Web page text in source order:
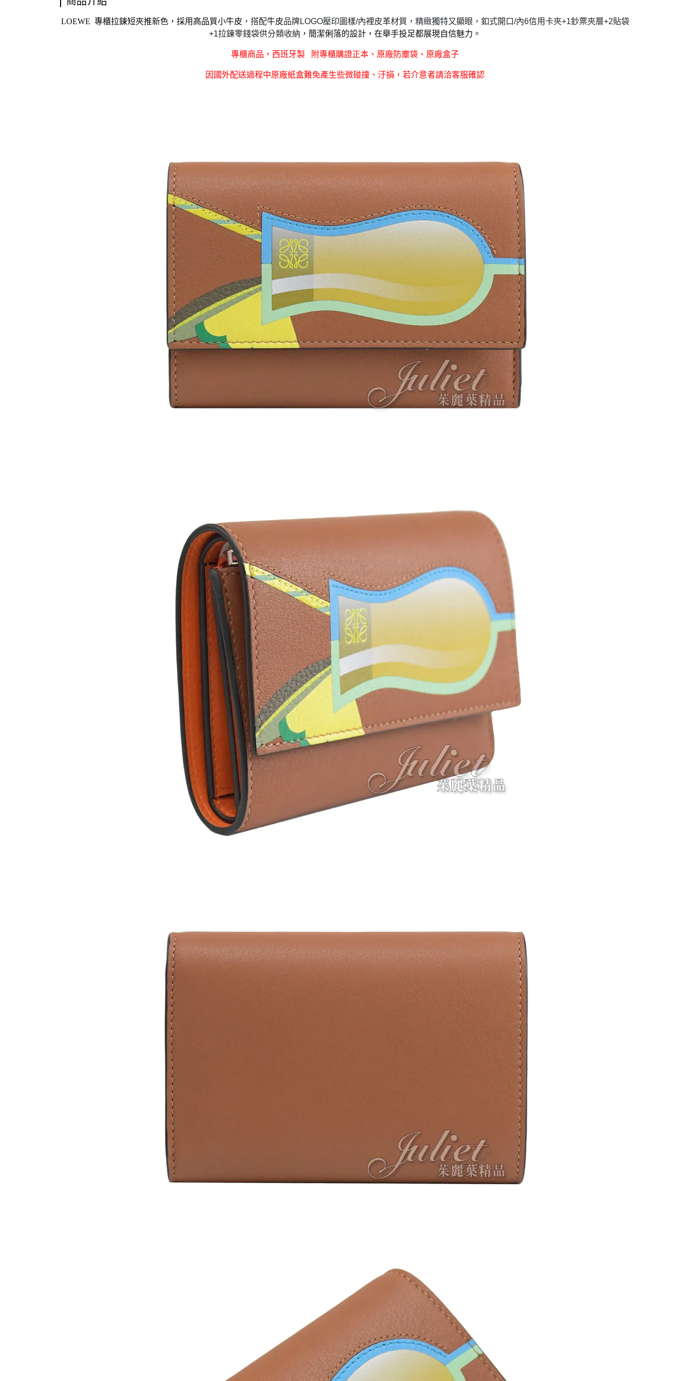
LOEWE 專櫃拉鍊短夾推新色，採用高品質小牛皮 ，搭配牛皮品牌LOGO壓印圖樣/內裡皮革材質，精緻獨特又顯眼，釦式開口/內6信用卡夾+1鈔票夾層+2貼袋
+1拉鍊零錢袋供分類收納 ，簡潔俐落的設計，在舉手投足都展現自信魅力。
專櫃商品，西班牙製 附專櫃購證正本、原廠防塵袋、原廠盒子
因國外配送過程中原廠紙盒難免產生些微碰撞、汙損，若介意者請洽客服確認